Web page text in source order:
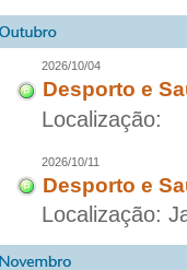
2026/10/04
Desporto e
Localização:
2026/10/11
Desporto e
Localização: